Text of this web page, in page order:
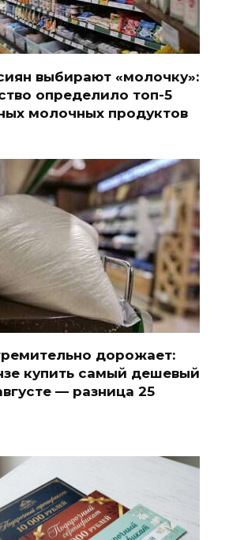
выбирают «молочку»:
определило топ-5
молочных продуктов
дорожает:
купить самый дешевый
— разница 25